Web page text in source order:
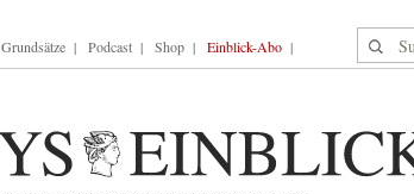
Grundsätze Podcast Shop Einblick-Abo Suche